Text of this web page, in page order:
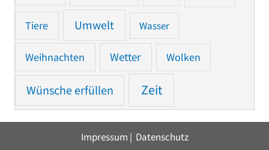
Tiere Umwelt Wasser
Weihnachten Wetter Wolken
Wünsche erfüllen Zeit
Impressum | Datenschutz